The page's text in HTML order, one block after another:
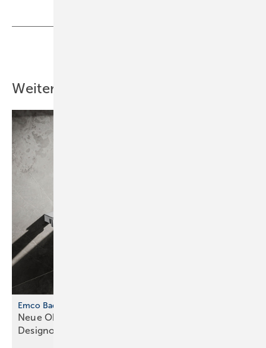
Weitere Inhalte
Emco Bad Loft-Serie
Neue Oberflächenvarianten und
Designoptionen